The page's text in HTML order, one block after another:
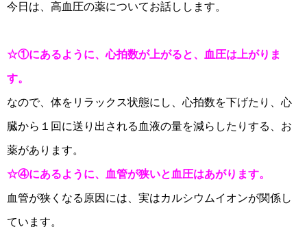
今日は、高血圧の薬についてお話しします。
☆①にあるように、心拍数が上がると、血圧は上がりま
す。
なので、体をリラックス状態にし、心拍数を下げたり、心
臓から１回に送り出される血液の量を減らしたりする、お
薬があります。
☆④にあるように、血管が狭いと血圧はあがります。
血管が狭くなる原因には、実はカルシウムイオンが関係し
ています。